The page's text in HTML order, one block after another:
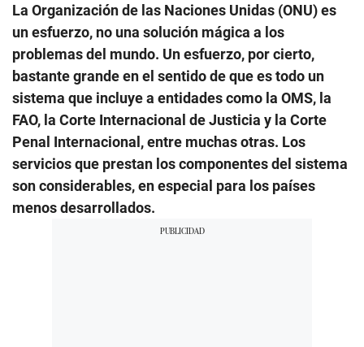
La Organización de las Naciones Unidas (ONU) es
un esfuerzo, no una solución mágica a los
problemas del mundo. Un esfuerzo, por cierto,
bastante grande en el sentido de que es todo un
sistema que incluye a entidades como la OMS, la
FAO, la Corte Internacional de Justicia y la Corte
Penal Internacional, entre muchas otras. Los
servicios que prestan los componentes del sistema
son considerables, en especial para los países
menos desarrollados.